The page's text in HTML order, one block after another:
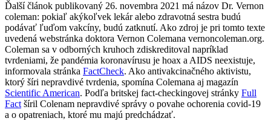
Ďalší článok publikovaný 26. novembra 2021 má názov Dr. Vernon
coleman: pokiaľ akýkoľvek lekár alebo zdravotná sestra budú
podávať ľuďom vakcíny, budú zatknutí. Ako zdroj je pri tomto texte
uvedená webstránka doktora Vernon Colemana vernoncoleman.org.
Coleman sa v odborných kruhoch zdiskreditoval napríklad
tvrdeniami, že pandémia koronavírusu je hoax a AIDS neexistuje,
informovala stránka FactCheck. Ako antivakcinačného aktivistu,
ktorý šíri nepravdivé tvrdenia, spomína Colemana aj magazín
Scientific American. Podľa britskej fact-checkingovej stránky Full
Fact šíril Colenam nepravdivé správy o povahe ochorenia covid-19
a o opatreniach, ktoré mu majú predchádzať.